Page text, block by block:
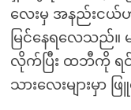
လေးမှ အနည်းငယ်
မြင်နေရလေသည်။
လိုက်ပြီး ထဘီကို ရင်
သားလေးများမှ